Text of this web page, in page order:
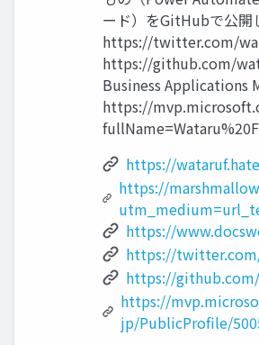
ード）をGitHubで公開
https://twitter.com/
https://github.com/
Business Applications
https://
https://
https://
https://
https://
https://
https://
jp/PublicProfile/